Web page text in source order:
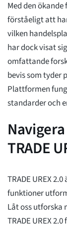
Med den
förståeligt att
vilken
har dock visat
omfattande
bevis som tyder
Plattformen
standarder och
TRADE
TRADE UREX
funktioner
Låt oss utforska
TRADE UREX